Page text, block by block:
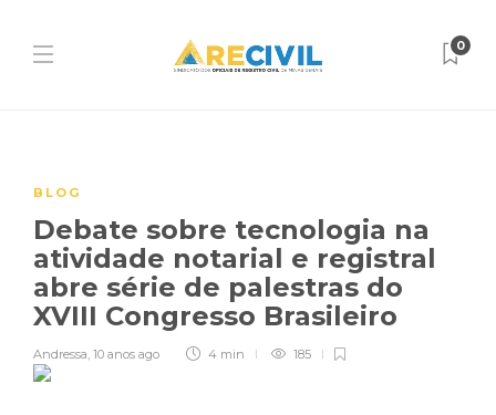
0
BLOG
Debate sobre tecnologia na
atividade notarial e registral
abre série de palestras do
XVIII Congresso Brasileiro
Andressa, 10 anos ago 4 min 185